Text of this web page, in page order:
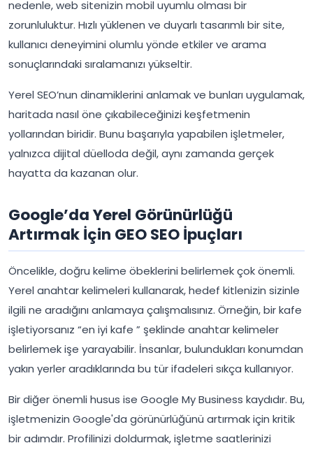
nedenle, web sitenizin mobil uyumlu olması bir
zorunluluktur. Hızlı yüklenen ve duyarlı tasarımlı bir site,
kullanıcı deneyimini olumlu yönde etkiler ve arama
sonuçlarındaki sıralamanızı yükseltir.
Yerel SEO’nun dinamiklerini anlamak ve bunları uygulamak,
haritada nasıl öne çıkabileceğinizi keşfetmenin
yollarından biridir. Bunu başarıyla yapabilen işletmeler,
yalnızca dijital düelloda değil, aynı zamanda gerçek
hayatta da kazanan olur.
Google’da Yerel Görünürlüğü
Artırmak İçin GEO SEO İpuçları
Öncelikle, doğru kelime öbeklerini belirlemek çok önemli.
Yerel anahtar kelimeleri kullanarak, hedef kitlenizin sizinle
ilgili ne aradığını anlamaya çalışmalısınız. Örneğin, bir kafe
işletiyorsanız “en iyi kafe ” şeklinde anahtar kelimeler
belirlemek işe yarayabilir. İnsanlar, bulundukları konumdan
yakın yerler aradıklarında bu tür ifadeleri sıkça kullanıyor.
Bir diğer önemli husus ise Google My Business kaydıdır. Bu,
işletmenizin Google'da görünürlüğünü artırmak için kritik
bir adımdır. Profilinizi doldurmak, işletme saatlerinizi